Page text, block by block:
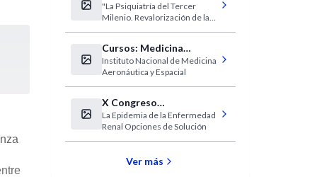
Argentino de Psiquiatría
de APSA
"La Psiquiatría del Tercer
Milenio. Revalorización de la
Cursos: Medicina
Aeronáutica y Espacial
Instituto Nacional de Medicina
Aeronáutica y Espacial
X Congreso
Centroamericano y del
Caribe de Nefrología
La Epidemia de la Enfermedad
Renal Opciones de Solución
Ver más